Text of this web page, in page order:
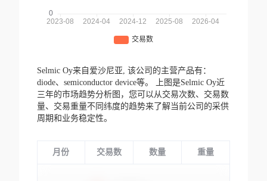
Selmic Oy来自爱沙尼亚, 该公司的主营产品有：
diode、semiconductor device等。
上图是Selmic Oy近
三年的市场趋势分析图，您可以从交易次数、交易数
量、交易重量不同纬度的趋势来了解当前公司的采供
周期和业务稳定性。
月份 交易数 数量 重量